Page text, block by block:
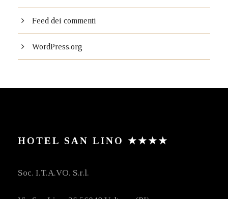
Feed dei commenti
WordPress.org
HOTEL SAN LINO ★★★★
Soc. I.T.A.VO. S.r.l.